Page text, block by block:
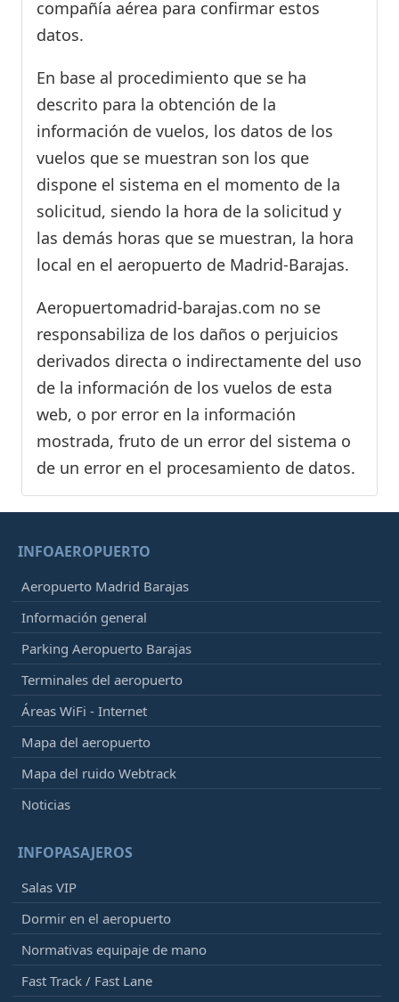
compañía aérea para confirmar estos
datos.
En base al procedimiento que se ha
descrito para la obtención de la
información de vuelos, los datos de los
vuelos que se muestran son los que
dispone el sistema en el momento de la
solicitud, siendo la hora de la solicitud y
las demás horas que se muestran, la hora
local en el aeropuerto de Madrid-Barajas.
Aeropuertomadrid-barajas.com no se
responsabiliza de los daños o perjuicios
derivados directa o indirectamente del uso
de la información de los vuelos de esta
web, o por error en la información
mostrada, fruto de un error del sistema o
de un error en el procesamiento de datos.
INFOAEROPUERTO
Aeropuerto Madrid Barajas
Información general
Parking Aeropuerto Barajas
Terminales del aeropuerto
Áreas WiFi - Internet
Mapa del aeropuerto
Mapa del ruido Webtrack
Noticias
INFOPASAJEROS
Salas VIP
Dormir en el aeropuerto
Normativas equipaje de mano
Fast Track / Fast Lane